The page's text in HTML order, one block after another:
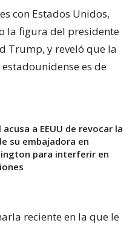
con Estados Unidos,
la figura del presidente
Trump, y reveló que la
es de
acusa a EEUU de revocar la
su embajadora en
para interferir en
reciente en la que le